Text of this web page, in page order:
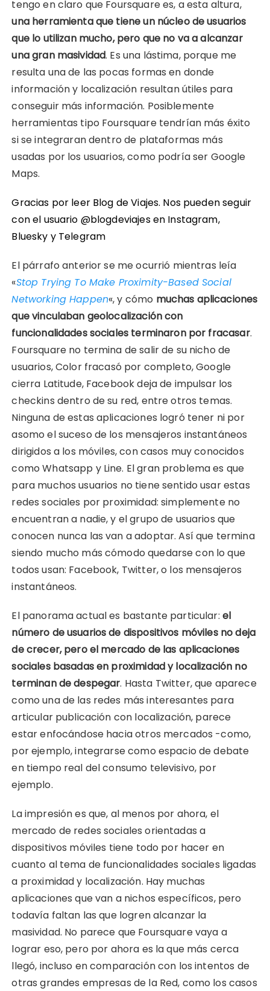
tengo en claro que Foursquare es, a esta altura,
una herramienta que tiene un núcleo de usuarios
que lo utilizan mucho, pero que no va a alcanzar
una gran masividad. Es una lástima, porque me
resulta una de las pocas formas en donde
información y localización resultan útiles para
conseguir más información. Posiblemente
herramientas tipo Foursquare tendrían más éxito
si se integraran dentro de plataformas más
usadas por los usuarios, como podría ser Google
Maps.
Gracias por leer Blog de Viajes. Nos pueden seguir
con el usuario @blogdeviajes en Instagram,
Bluesky y Telegram
El párrafo anterior se me ocurrió mientras leía
«Stop Trying To Make Proximity-Based Social
Networking Happen«, y cómo muchas aplicaciones
que vinculaban geolocalización con
funcionalidades sociales terminaron por fracasar.
Foursquare no termina de salir de su nicho de
usuarios, Color fracasó por completo, Google
cierra Latitude, Facebook deja de impulsar los
checkins dentro de su red, entre otros temas.
Ninguna de estas aplicaciones logró tener ni por
asomo el suceso de los mensajeros instantáneos
dirigidos a los móviles, con casos muy conocidos
como Whatsapp y Line. El gran problema es que
para muchos usuarios no tiene sentido usar estas
redes sociales por proximidad: simplemente no
encuentran a nadie, y el grupo de usuarios que
conocen nunca las van a adoptar. Así que termina
siendo mucho más cómodo quedarse con lo que
todos usan: Facebook, Twitter, o los mensajeros
instantáneos.
El panorama actual es bastante particular: el
número de usuarios de dispositivos móviles no deja
de crecer, pero el mercado de las aplicaciones
sociales basadas en proximidad y localización no
terminan de despegar. Hasta Twitter, que aparece
como una de las redes más interesantes para
articular publicación con localización, parece
estar enfocándose hacia otros mercados -como,
por ejemplo, integrarse como espacio de debate
en tiempo real del consumo televisivo, por
ejemplo.
La impresión es que, al menos por ahora, el
mercado de redes sociales orientadas a
dispositivos móviles tiene todo por hacer en
cuanto al tema de funcionalidades sociales ligadas
a proximidad y localización. Hay muchas
aplicaciones que van a nichos específicos, pero
todavía faltan las que logren alcanzar la
masividad. No parece que Foursquare vaya a
lograr eso, pero por ahora es la que más cerca
llegó, incluso en comparación con los intentos de
otras grandes empresas de la Red, como los casos